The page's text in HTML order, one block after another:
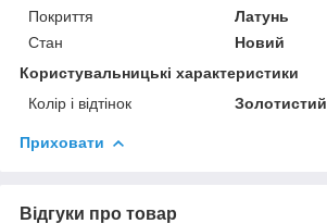
Покриття
Латунь
Стан
Новий
Користувальницькі характеристики
Колір і відтінок
Золотистий
Приховати
Відгуки про товар